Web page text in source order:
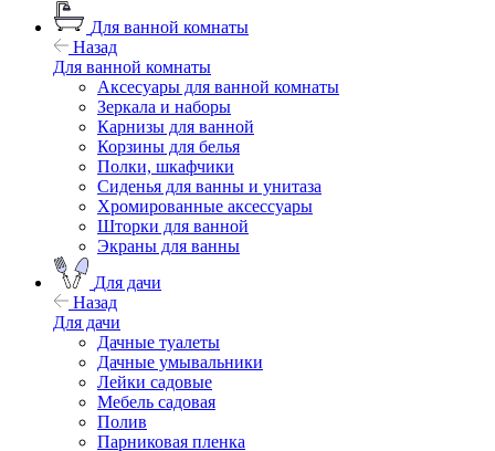
Для ванной комнаты
Назад
Для ванной комнаты
Аксесуары для ванной комнаты
Зеркала и наборы
Карнизы для ванной
Корзины для белья
Полки, шкафчики
Сиденья для ванны и унитаза
Хромированные аксессуары
Шторки для ванной
Экраны для ванны
Для дачи
Назад
Для дачи
Дачные туалеты
Дачные умывальники
Лейки садовые
Мебель садовая
Полив
Парниковая пленка